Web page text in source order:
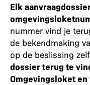
Elk
nummer vind je
de bekendmaking
op de beslissing
dossier terug te
Omgevingsloket